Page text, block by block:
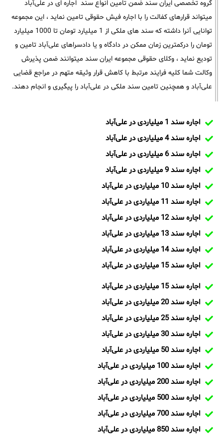
گروه تخصصی ایران سند ضمن تامین انواع سند اجاره ای در علی‌آباد
میتواند قرارهای کفالت را با اجاره فیش حقوقی تامین نماید ، این مجموعه
توانایی آنرا داشته که سند های ملکی از 1 میلیارد تومان تا 1000 میلیارد
تومان را درکمترین زمان ممکن در دادگاه و یا دادسراهای علی‌آباد تامین و
تودیع نماید ، وکلای حقوقی مجموعه ایران سند میتوانند ضمن پذیرش
وکالت شما کلیه فرایند مرتبط با کاهش قرار وثیقه متهم در مراجع قضایی
علی‌آباد و همچنین تامین سند ملکی در علی‌آباد را پیگیری و انجام دهند.
اجاره سند 1 میلیاردی در علی‌آباد
اجاره سند 4 میلیاردی در علی‌آباد
اجاره سند 6 میلیاردی در علی‌آباد
اجاره سند 9 میلیاردی در علی‌آباد
اجاره سند 10 میلیاردی در علی‌آباد
اجاره سند 11 میلیاردی در علی‌آباد
اجاره سند 12 میلیاردی در علی‌آباد
اجاره سند 13 میلیاردی در علی‌آباد
اجاره سند 14 میلیاردی در علی‌آباد
اجاره سند 15 میلیاردی در علی‌آباد
اجاره سند 15 میلیاردی در علی‌آباد
اجاره سند 20 میلیاردی در علی‌آباد
اجاره سند 25 میلیاردی در علی‌آباد
اجاره سند 30 میلیاردی در علی‌آباد
اجاره سند 50 میلیاردی در علی‌آباد
اجاره سند 100 میلیاردی در علی‌آباد
اجاره سند 200 میلیاردی در علی‌آباد
اجاره سند 500 میلیاردی در علی‌آباد
اجاره سند 700 میلیاردی در علی‌آباد
اجاره سند 850 میلیاردی در علی‌آباد